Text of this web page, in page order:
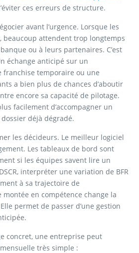
ces erreurs de structure.
avant l’urgence. Lorsque les
beaucoup attendent trop longtemps
ou à leurs partenaires. C’est
échange anticipé sur un
franchise temporaire ou une
a bien plus de chances d’aboutir
encore sa capacité de pilotage.
facilement d’accompagner un
déjà dégradé.
les décideurs. Le meilleur logiciel
Les tableaux de bord sont
si les équipes savent lire un
interpréter une variation de BFR
à sa trajectoire de
en compétence change la
permet de passer d’une gestion
concret, une entreprise peut
très simple :